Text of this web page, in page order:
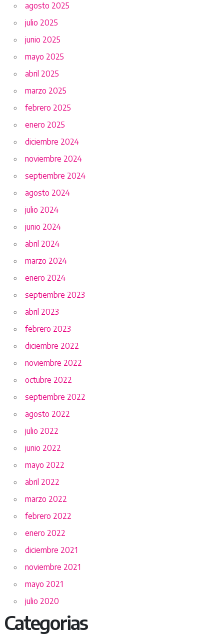
agosto 2025
julio 2025
junio 2025
mayo 2025
abril 2025
marzo 2025
febrero 2025
enero 2025
diciembre 2024
noviembre 2024
septiembre 2024
agosto 2024
julio 2024
junio 2024
abril 2024
marzo 2024
enero 2024
septiembre 2023
abril 2023
febrero 2023
diciembre 2022
noviembre 2022
octubre 2022
septiembre 2022
agosto 2022
julio 2022
junio 2022
mayo 2022
abril 2022
marzo 2022
febrero 2022
enero 2022
diciembre 2021
noviembre 2021
mayo 2021
julio 2020
Categorias